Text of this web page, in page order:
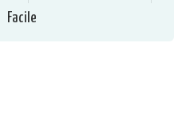
Facile